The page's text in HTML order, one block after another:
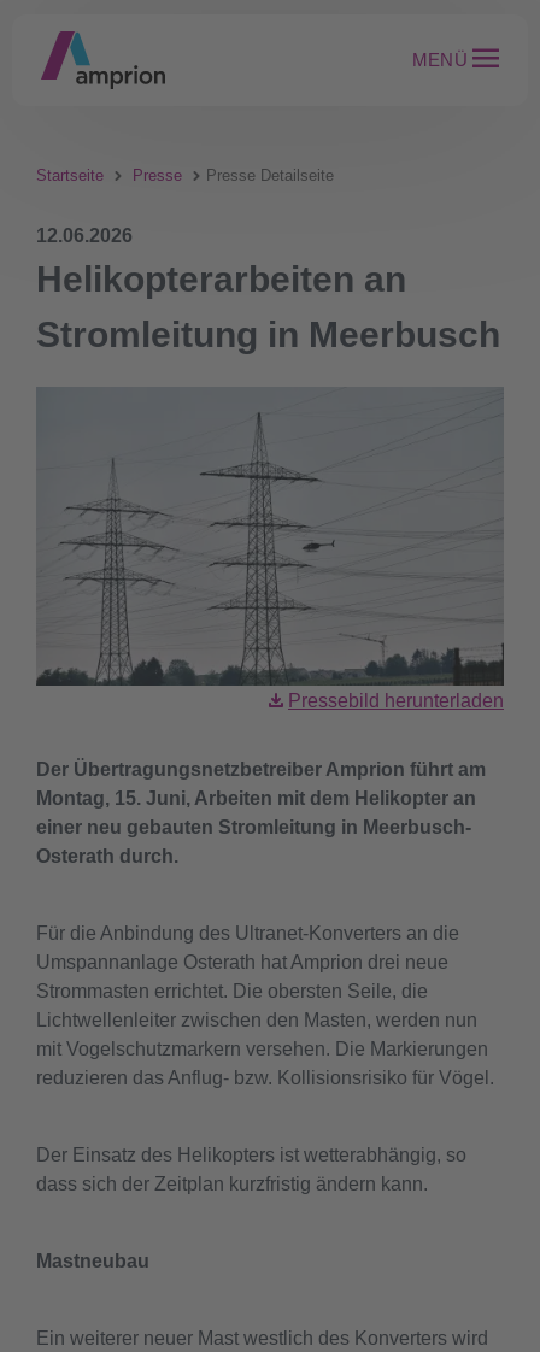
MENÜ
Startseite Presse Presse Detailseite
12.06.2026
Helikopterarbeiten an
Stromleitung in Meerbusch
Pressebild herunterladen
Der Übertragungsnetzbetreiber Amprion führt am
Montag, 15. Juni, Arbeiten mit dem Helikopter an
einer neu gebauten Stromleitung in Meerbusch-
Osterath durch.
Für die Anbindung des Ultranet-Konverters an die
Umspannanlage Osterath hat Amprion drei neue
Strommasten errichtet. Die obersten Seile, die
Lichtwellenleiter zwischen den Masten, werden nun
mit Vogelschutzmarkern versehen. Die Markierungen
reduzieren das Anflug- bzw. Kollisionsrisiko für Vögel.
Der Einsatz des Helikopters ist wetterabhängig, so
dass sich der Zeitplan kurzfristig ändern kann.
Mastneubau
Ein weiterer neuer Mast westlich des Konverters wird